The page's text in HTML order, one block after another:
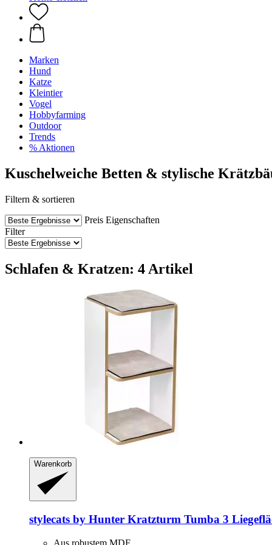
Marken
Hund
Katze
Kleintier
Vogel
Hobbyfarming
Outdoor
Trends
% Aktionen
Kuschelweiche Betten & stylische
Filtern & sortieren
Preis Eigenschaften
Filter
Schlafen & Kratzen: 4 Artikel
Warenkorb
stylecats by Hunter Kratzturm Tumba 3
Aus robustem MDF